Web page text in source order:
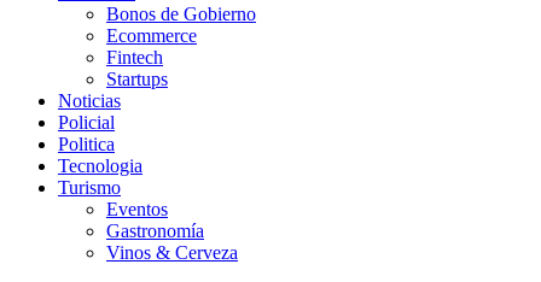
Bonos de Gobierno
Ecommerce
Fintech
Startups
Noticias
Policial
Politica
Tecnologia
Turismo
Eventos
Gastronomía
Vinos & Cerveza